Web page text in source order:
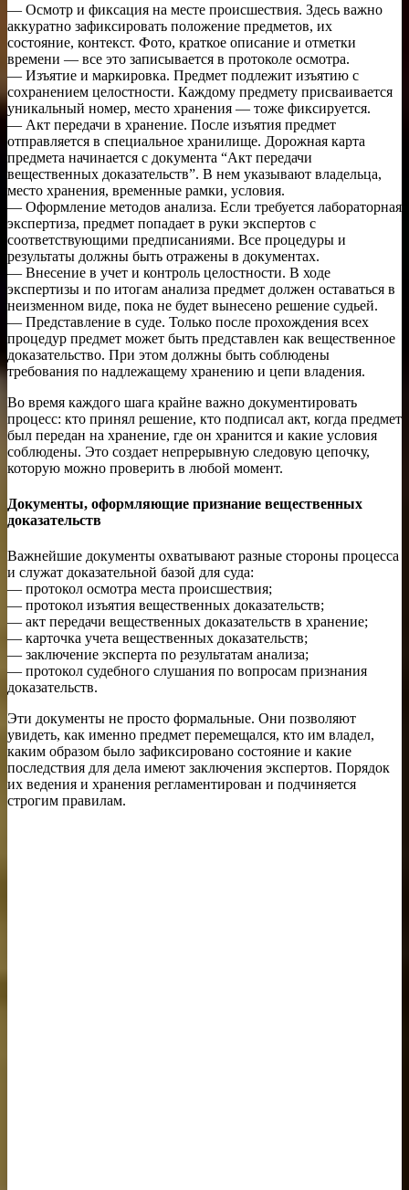
— Осмотр и фиксация на месте происшествия. Здесь важно
аккуратно зафиксировать положение предметов, их
состояние, контекст. Фото, краткое описание и отметки
времени — все это записывается в протоколе осмотра.
— Изъятие и маркировка. Предмет подлежит изъятию с
сохранением целостности. Каждому предмету присваивается
уникальный номер, место хранения — тоже фиксируется.
— Акт передачи в хранение. После изъятия предмет
отправляется в специальное хранилище. Дорожная карта
предмета начинается с документа “Акт передачи
вещественных доказательств”. В нем указывают владельца,
место хранения, временные рамки, условия.
— Оформление методов анализа. Если требуется лабораторная
экспертиза, предмет попадает в руки экспертов с
соответствующими предписаниями. Все процедуры и
результаты должны быть отражены в документах.
— Внесение в учет и контроль целостности. В ходе
экспертизы и по итогам анализа предмет должен оставаться в
неизменном виде, пока не будет вынесено решение судьей.
— Представление в суде. Только после прохождения всех
процедур предмет может быть представлен как вещественное
доказательство. При этом должны быть соблюдены
требования по надлежащему хранению и цепи владения.
Во время каждого шага крайне важно документировать
процесс: кто принял решение, кто подписал акт, когда предмет
был передан на хранение, где он хранится и какие условия
соблюдены. Это создает непрерывную следовую цепочку,
которую можно проверить в любой момент.
Документы, оформляющие признание вещественных
доказательств
Важнейшие документы охватывают разные стороны процесса
и служат доказательной базой для суда:
— протокол осмотра места происшествия;
— протокол изъятия вещественных доказательств;
— акт передачи вещественных доказательств в хранение;
— карточка учета вещественных доказательств;
— заключение эксперта по результатам анализа;
— протокол судебного слушания по вопросам признания
доказательств.
Эти документы не просто формальные. Они позволяют
увидеть, как именно предмет перемещался, кто им владел,
каким образом было зафиксировано состояние и какие
последствия для дела имеют заключения экспертов. Порядок
их ведения и хранения регламентирован и подчиняется
строгим правилам.